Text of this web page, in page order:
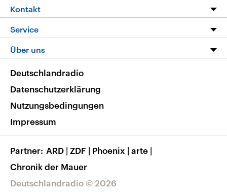
Die Nachrichten
Nachrichtenleicht
Neue Beiträge auf dlf.de
Livestream
Podcasts
Deutschlandfunk App
Nachrichten App
Frequenzen
Kontakt
Hörerservice
Service
FAQ
Veranstaltungen
Musikliste
RSS
Über uns
Barrierefreiheit
Deutschlandradio © 2026
Deutschlandradio
Datenschutzerklärung
Nutzungsbedingungen
Impressum
Partner ARD | ZDF | Phoenix | arte |
Chronik der Mauer